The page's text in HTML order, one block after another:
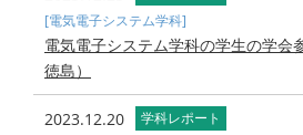
[電気電子システム学科]
電気電子システム学科の学生の学会
徳島）
2023.12.20
学科レポート